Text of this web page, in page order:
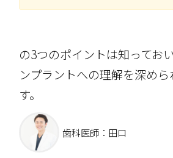
の3つのポイントは知ってお
ンプラントへの理解を深め
す。
歯科医師：田口